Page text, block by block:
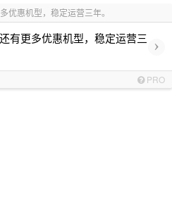
优惠机型，稳定运营三年。
有更多优惠机型，稳定运营三 ›
PRO